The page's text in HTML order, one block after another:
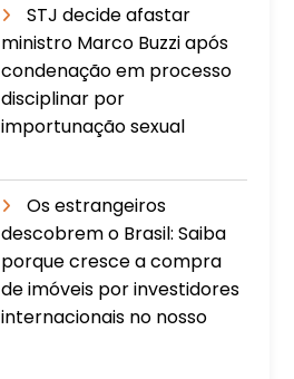
STJ decide afastar
ministro Marco Buzzi após
condenação em processo
disciplinar por
importunação sexual
Os estrangeiros
descobrem o Brasil: Saiba
porque cresce a compra
de imóveis por investidores
internacionais no nosso